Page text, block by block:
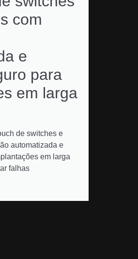
com
e
para
em larga
de switches e
automatizada e
em larga
falhas